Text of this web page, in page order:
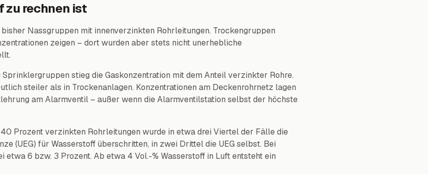
zu rechnen ist
Nassgruppen mit innenverzinkten Rohrleitungen. Trockengruppen
zeigen – dort wurden aber stets nicht unerhebliche
Sprinklergruppen stieg die Gaskonzentration mit dem Anteil verzinkter Rohre.
steiler als in Trockenanlagen. Konzentrationen am Deckenrohrnetz lagen
am Alarmventil – außer wenn die Alarmventilstation selbst der höchste
Prozent verzinkten Rohrleitungen wurde in etwa drei Viertel der Fälle die
(UEG) für Wasserstoff überschritten, in zwei Drittel die UEG selbst. Bei
etwa 6 bzw. 3 Prozent. Ab etwa 4 Vol.-% Wasserstoff in Luft entsteht ein